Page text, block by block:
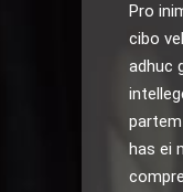
Pro
cibo
adhuc
has ei